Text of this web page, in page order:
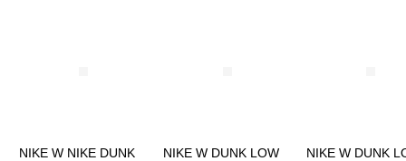
NIKE W NIKE DUNK
NIKE W DUNK LOW
NIKE W DUNK